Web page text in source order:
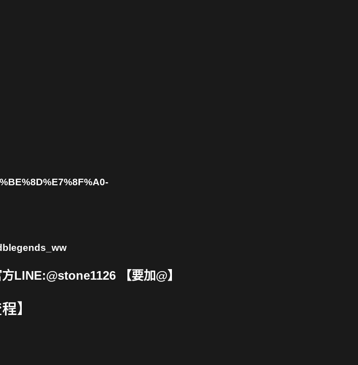
LINE:@stone1126 【要加@】
】